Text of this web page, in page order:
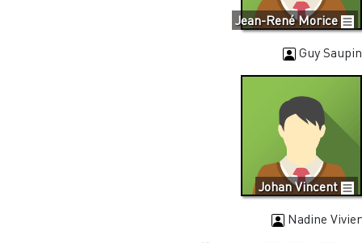
Jean-René Morice
Guy Saupin
Johan Vincent
Nadine Vivier